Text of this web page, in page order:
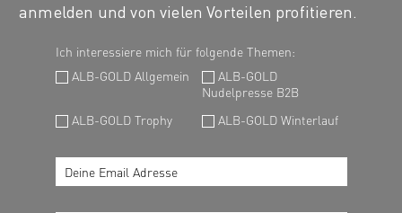
anmelden und von vielen Vorteilen profitieren.